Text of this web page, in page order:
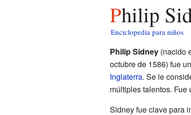
Philip
Enciclopedia para niños
Philip Sidney(nacido
octubre de 1586) fue
Inglaterra. Se le
múltiples talentos. Fue
Sidney fue clave para